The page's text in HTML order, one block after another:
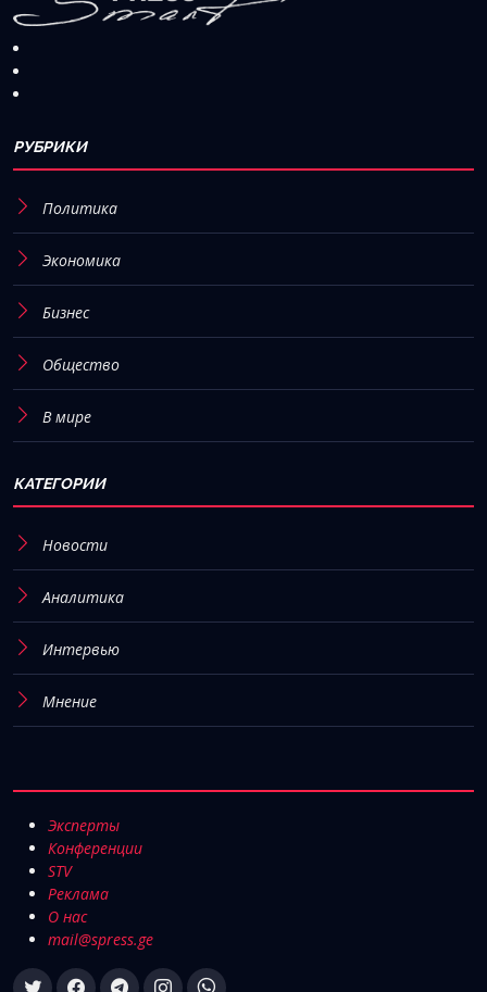
РУБРИКИ
Политика
Экономика
Бизнес
Общество
В мире
КАТЕГОРИИ
Новости
Аналитика
Интервью
Мнение
Эксперты
Конференции
STV
Реклама
О нас
mail@spress.ge